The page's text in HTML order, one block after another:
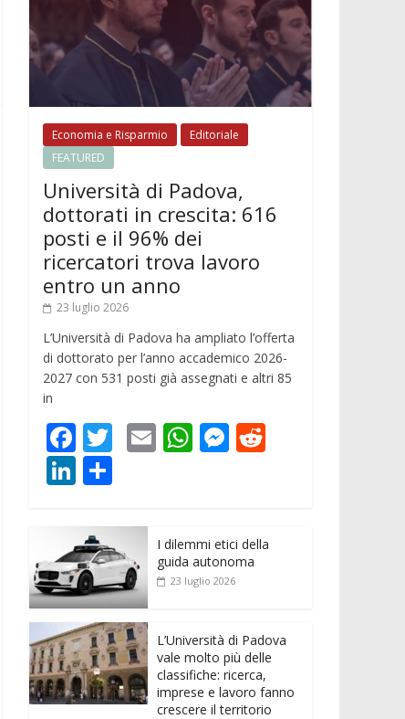
Economia e Risparmio
Editoriale
FEATURED
Università di Padova,
dottorati in crescita: 616
posti e il 96% dei
ricercatori trova lavoro
entro un anno
23 luglio 2026
L’Università di Padova ha ampliato l’offerta
di dottorato per l’anno accademico 2026-
2027 con 531 posti già assegnati e altri 85
in
F
ac
e
b
o
o
k
T
er
E W
A
p
M
n
g
t
Li
k
e
dI
n
n
di
vi
di
I dilemmi etici della
guida autonoma
23 luglio 2026
L’Università di Padova
vale molto più delle
classifiche: ricerca,
imprese e lavoro fanno
crescere il territorio